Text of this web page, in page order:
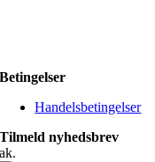
Betingelser
Handelsbetingelser
Tilmeld nyhedsbrev